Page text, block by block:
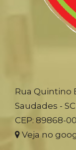
Rua Quintino
Saudades - SC
CEP: 89868-
Veja no